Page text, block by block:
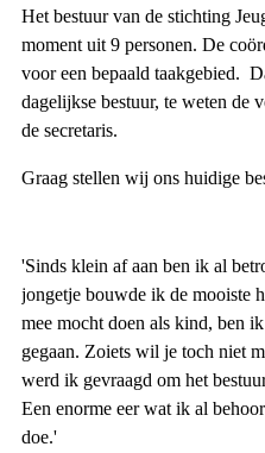
Het bestuur van de stichting
moment uit 9 personen. De
voor een bepaald taakgebied.
dagelijkse bestuur, te weten de
de secretaris.
Graag stellen wij ons huidige
'Sinds klein af aan ben ik al
jongetje bouwde ik de mooiste
mee mocht doen als kind, ben
gegaan. Zoiets wil je toch niet
werd ik gevraagd om het
Een enorme eer wat ik al
doe.'